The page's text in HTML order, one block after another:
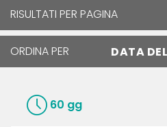
RISULTATI PER PAGINA
ORDINA PER
60 gg